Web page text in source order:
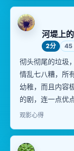
河堤上
2分
45
彻头彻尾的垃圾
情乱七八糟，所
幼稚，而且内容
的剧，连一点优
观影心得